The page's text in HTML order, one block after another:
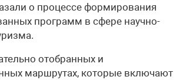
о процессе формирования
программ в сфере научно-
отобранных и
маршрутах, которые включают